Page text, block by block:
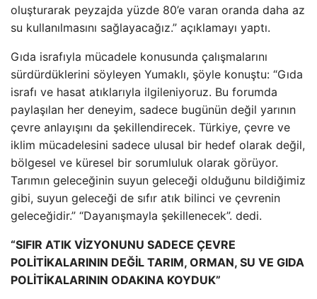
oluşturarak peyzajda yüzde 80’e varan oranda daha az
su kullanılmasını sağlayacağız.” açıklamayı yaptı.
Gıda israfıyla mücadele konusunda çalışmalarını
sürdürdüklerini söyleyen Yumaklı, şöyle konuştu: “Gıda
israfı ve hasat atıklarıyla ilgileniyoruz. Bu forumda
paylaşılan her deneyim, sadece bugünün değil yarının
çevre anlayışını da şekillendirecek. Türkiye, çevre ve
iklim mücadelesini sadece ulusal bir hedef olarak değil,
bölgesel ve küresel bir sorumluluk olarak görüyor.
Tarımın geleceğinin suyun geleceği olduğunu bildiğimiz
gibi, suyun geleceği de sıfır atık bilinci ve çevrenin
geleceğidir.” “Dayanışmayla şekillenecek”. dedi.
“SIFIR ATIK VİZYONUNU SADECE ÇEVRE
POLİTİKALARININ DEĞİL TARIM, ORMAN, SU VE GIDA
POLİTİKALARININ ODAKINA KOYDUK”